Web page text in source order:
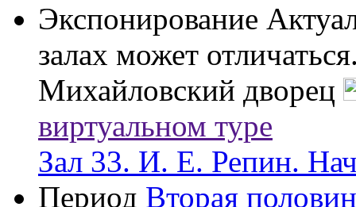
Экспонирование
залах может
Михайловский дворец
виртуальном туре
Зал 33. И. Е. Репин.
Период Вторая